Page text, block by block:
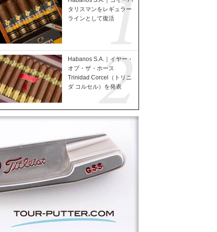
タリスマンをレギュラー
ラインとして復活
Habanos S.A.｜イヤー・
オブ・ザ・ホース
Trinidad Corcel（トリニ
ダ コルセル）を発表